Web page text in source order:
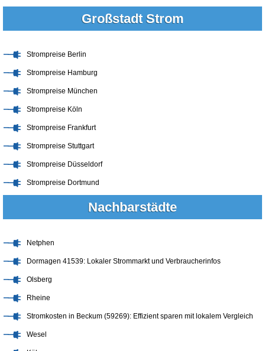
Großstadt Strom
Strompreise Berlin
Strompreise Hamburg
Strompreise München
Strompreise Köln
Strompreise Frankfurt
Strompreise Stuttgart
Strompreise Düsseldorf
Strompreise Dortmund
Nachbarstädte
Netphen
Dormagen 41539: Lokaler Strommarkt und Verbraucherinfos
Olsberg
Rheine
Stromkosten in Beckum (59269): Effizient sparen mit lokalem Vergleich
Wesel